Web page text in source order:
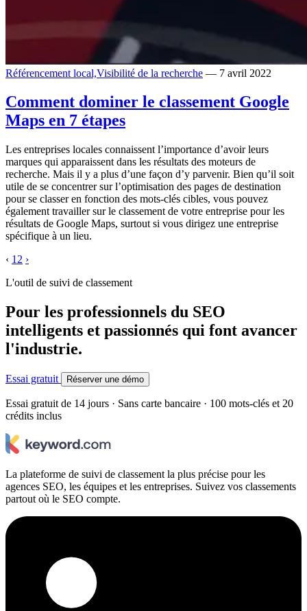
Référencement local,Visibilité de la recherche — 7 avril 2022
Comment dominer le classement Google
Maps en 7 étapes
Les entreprises locales connaissent l’importance d’avoir leurs
marques qui apparaissent dans les résultats des moteurs de
recherche. Mais il y a plus d’une façon d’y parvenir. Bien qu’il soit
utile de se concentrer sur l’optimisation des pages de destination
pour se classer en fonction des mots-clés cibles, vous pouvez
également travailler sur le classement de votre entreprise pour les
résultats de Google Maps, surtout si vous dirigez une entreprise
spécifique à un lieu.
‹ 1 2 ›
L'outil de suivi de classement
Pour les professionnels du SEO
intelligents et passionnés qui font avancer
l'industrie.
Essai gratuit Réserver une démo
Essai gratuit de 14 jours · Sans carte bancaire · 100 mots-clés et 20
crédits inclus
La plateforme de suivi de classement la plus précise pour les
agences SEO, les équipes et les entreprises. Suivez vos classements
partout où le SEO compte.